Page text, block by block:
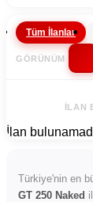
Tüm İlanlar
GÖRÜNÜM
İLAN
İlan
Türkiye'nin en
GT 250 Naked